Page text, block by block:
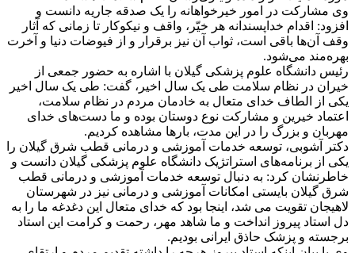
وی مشارکت در امور خیرخواهانه را یک صدقه جاریه دانست و
افزود: اقدام خداپسندانه هر خیّر، واقف و نیکوکار تا زمانی که آثار
وقف آن‌ها باقی است، ثواب آن نیز برقرار و از فیوضات دنیا و آخرت
بهره‌مند می‌شود.
رئیس دانشگاه علوم پزشکی گیلان با اشاره به حضور جمعی از
خیران در نظام سلامت طی یک سال اخیر، گفت: طی یک سال اخیر
یکی از الطاف خدای متعال به خادمان مردم در نظام سلامت،
اعتماد خیرین و مشارکت نوع دوستان بوده و ما دست‌های خدای
مهربان و بزرگ را در این مدت، بارها مشاهده کردیم.
دکتر آشوبی، توسعه خدمات آموزشی و درمانی قطب شرق گیلان را
یکی از برنامه‌های استراتژیک دانشگاه علوم پزشکی گیلان دانست و
خاطرنشان کرد: به دنبال توسعه خدمات آموزشی و درمانی قطب
شرق گیلان بایستی امکانات آموزشی و درمانی نیز در شهرستان
لاهیجان تقویت می شد، اینجا بود که خدای متعال این دغدغه ما را به
دل استاد پیروز انداخت و ما شاهد مهر، رحمت و کرامت این استاد
برجسته و پزشک حاذق ایرانی بودیم.